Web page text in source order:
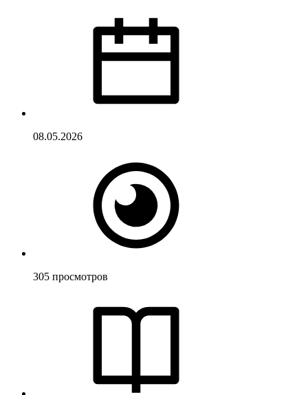
08.05.2026
305 просмотров